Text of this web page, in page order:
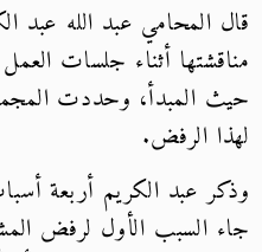
قال المحامي عبد الله عبد
مناقشتها أثناء جلسات
لهذا الرفض.
وذكر عبد الكريم أربعة
جاء السبب الأول لرفض